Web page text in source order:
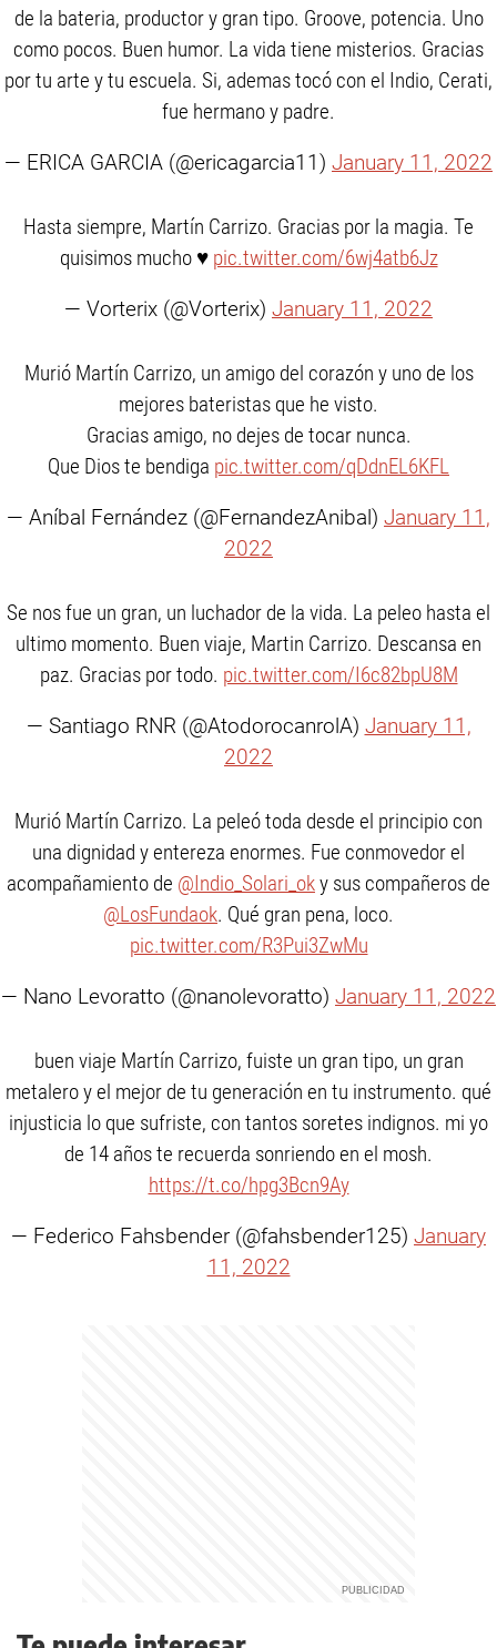
de la bateria, productor y gran tipo. Groove, potencia. Uno
como pocos. Buen humor. La vida tiene misterios. Gracias
por tu arte y tu escuela. Si, ademas tocó con el Indio, Cerati,
fue hermano y padre.
— ERICA GARCIA (@ericagarcia11) January 11, 2022
Hasta siempre, Martín Carrizo. Gracias por la magia. Te
quisimos mucho ♥ pic.twitter.com/6wj4atb6Jz
— Vorterix (@Vorterix) January 11, 2022
Murió Martín Carrizo, un amigo del corazón y uno de los
mejores bateristas que he visto.
Gracias amigo, no dejes de tocar nunca.
Que Dios te bendiga pic.twitter.com/qDdnEL6KFL
— Aníbal Fernández (@FernandezAnibal) January 11,
2022
Se nos fue un gran, un luchador de la vida. La peleo hasta el
ultimo momento. Buen viaje, Martin Carrizo. Descansa en
paz. Gracias por todo. pic.twitter.com/I6c82bpU8M
— Santiago RNR (@AtodorocanrolA) January 11,
2022
Murió Martín Carrizo. La peleó toda desde el principio con
una dignidad y entereza enormes. Fue conmovedor el
acompañamiento de @Indio_Solari_oky sus compañeros de
@LosFundaok. Qué gran pena, loco.
pic.twitter.com/R3Pui3ZwMu
— Nano Levoratto (@nanolevoratto) January 11, 2022
buen viaje Martín Carrizo, fuiste un gran tipo, un gran
metalero y el mejor de tu generación en tu instrumento. qué
injusticia lo que sufriste, con tantos soretes indignos. mi yo
de 14 años te recuerda sonriendo en el mosh.
https://t.co/hpg3Bcn9Ay
— Federico Fahsbender (@fahsbender125) January
11, 2022